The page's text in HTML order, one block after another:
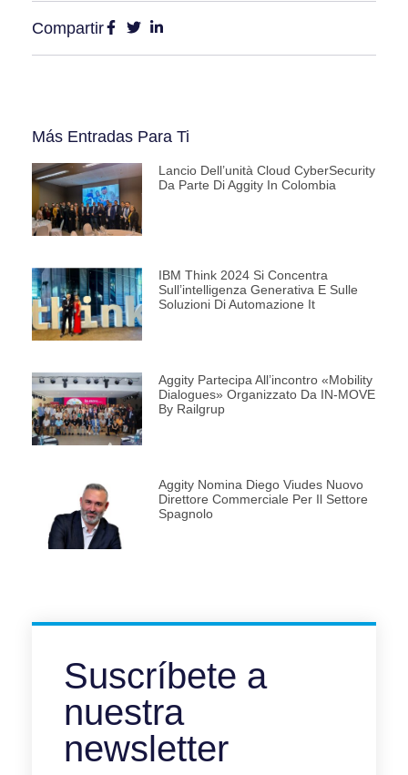
Compartir
Más Entradas Para Ti
Lancio Dell’unità Cloud CyberSecurity
Da Parte Di Aggity In Colombia
IBM Think 2024 Si Concentra
Sull’intelligenza Generativa E Sulle
Soluzioni Di Automazione It
Aggity Partecipa All’incontro «Mobility
Dialogues» Organizzato Da IN-MOVE
By Railgrup
Aggity Nomina Diego Viudes Nuovo
Direttore Commerciale Per Il Settore
Spagnolo
Suscríbete a
nuestra
newsletter